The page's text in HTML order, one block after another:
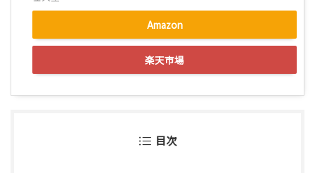
Amazon
楽天市場
目次